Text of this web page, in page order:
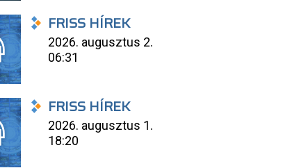
FRISS HÍREK
2026. augusztus 2.
06:31
FRISS HÍREK
2026. augusztus 1.
18:20